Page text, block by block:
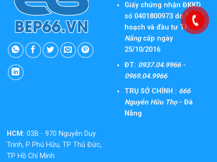
Giấy chứng nhận ĐKKD
số 0401800973 do Sở Kế
hoạch và đầu tư TPĐà
Nẵngcấp ngày
25/10/2016
ĐT: 0937.04.9966 -
0969.04.9966
TRỤ SỞ CHÍNH : 666
Nguyễn Hữu Thọ- Đà
Nẵng
HCM: 03B - 970 Nguyễn Duy
Trinh, P Phú Hữu, TP Thủ Đức,
TP Hồ Chí Minh